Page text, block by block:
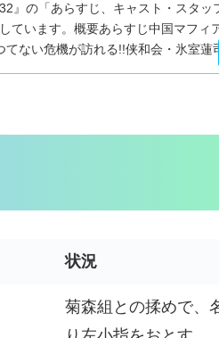
』の「あらすじ、キャスト・スタッ
ています。概要あらすじ中国マフィ
てない危機が訪れる!!侠和会・氷室蓮
状況
菊森組との揉めで、